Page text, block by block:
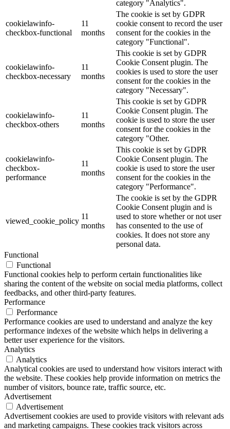
category "Analytics".
cookielawinfo-
checkbox-functional
11
months
The cookie is set by GDPR
cookie consent to record the user
consent for the cookies in the
category "Functional".
cookielawinfo-
checkbox-necessary
11
months
This cookie is set by GDPR
Cookie Consent plugin. The
cookies is used to store the user
consent for the cookies in the
category "Necessary".
cookielawinfo-
checkbox-others
11
months
This cookie is set by GDPR
Cookie Consent plugin. The
cookie is used to store the user
consent for the cookies in the
category "Other.
cookielawinfo-
checkbox-
performance
11
months
This cookie is set by GDPR
Cookie Consent plugin. The
cookie is used to store the user
consent for the cookies in the
category "Performance".
viewed_cookie_policy
11
months
The cookie is set by the GDPR
Cookie Consent plugin and is
used to store whether or not user
has consented to the use of
cookies. It does not store any
personal data.
Functional
Functional
Functional cookies help to perform certain functionalities like
sharing the content of the website on social media platforms, collect
feedbacks, and other third-party features.
Performance
Performance
Performance cookies are used to understand and analyze the key
performance indexes of the website which helps in delivering a
better user experience for the visitors.
Analytics
Analytics
Analytical cookies are used to understand how visitors interact with
the website. These cookies help provide information on metrics the
number of visitors, bounce rate, traffic source, etc.
Advertisement
Advertisement
Advertisement cookies are used to provide visitors with relevant ads
and marketing campaigns. These cookies track visitors across